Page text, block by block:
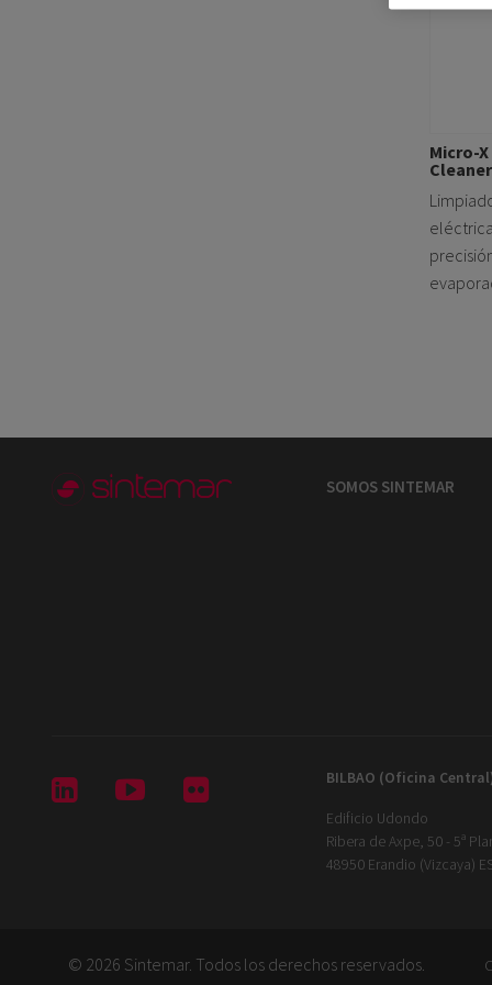
Micro-
Cleaner
SOMOS SINTEMAR
   BILBAO (Oficina
Edificio Udondo
Ribera de Axpe, 50 - 5ª
48950 Erandio (Vizcaya)
© 2026 Sintemar. Todos los derechos reservados.